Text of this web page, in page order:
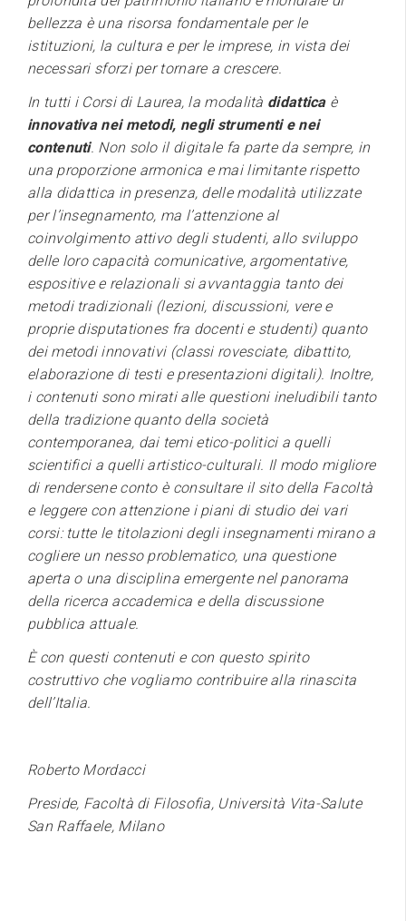
bellezza è una risorsa fondamentale per le
istituzioni, la cultura e per le imprese, in vista dei
necessari sforzi per tornare a crescere.
In tutti i Corsi di Laurea, la modalità didatticaè
innovativa nei metodi, negli strumenti e nei
contenuti. Non solo il digitale fa parte da sempre, in
una proporzione armonica e mai limitante rispetto
alla didattica in presenza, delle modalità utilizzate
per l’insegnamento, ma l’attenzione al
coinvolgimento attivo degli studenti, allo sviluppo
delle loro capacità comunicative, argomentative,
espositive e relazionali si avvantaggia tanto dei
metodi tradizionali (lezioni, discussioni, vere e
proprie disputationes fra docenti e studenti) quanto
dei metodi innovativi (classi rovesciate, dibattito,
elaborazione di testi e presentazioni digitali). Inoltre,
i contenuti sono mirati alle questioni ineludibili tanto
della tradizione quanto della società
contemporanea, dai temi etico-politici a quelli
scientifici a quelli artistico-culturali. Il modo migliore
di rendersene conto è consultare il sito della Facoltà
e leggere con attenzione i piani di studio dei vari
corsi: tutte le titolazioni degli insegnamenti mirano a
cogliere un nesso problematico, una questione
aperta o una disciplina emergente nel panorama
della ricerca accademica e della discussione
pubblica attuale.
È con questi contenuti e con questo spirito
costruttivo che vogliamo contribuire alla rinascita
dell’Italia.
Roberto Mordacci
Preside, Facoltà di Filosofia, Università Vita-Salute
San Raffaele, Milano